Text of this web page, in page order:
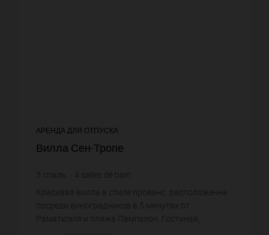
АРЕНДА ДЛЯ ОТПУСКА
Вилла Сен-Тропе
5 спаль. 4 salles de bain
Красивая вилла в стиле прованс, расположенна
посреди виноградников в 5 минутах от
Раматюэля и пляжа Пампелон. Гостиная,